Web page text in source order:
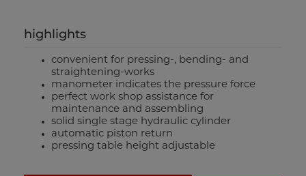
highlights
convenient for pressing-, bending- and
straightening-works
manometer indicates the pressure force
perfect work shop assistance for
maintenance and assembling
solid single stage hydraulic cylinder
automatic piston return
pressing table height adjustable